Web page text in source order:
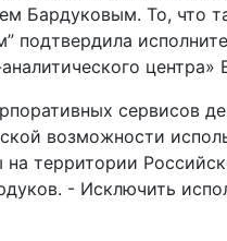
Бардуковым. То, что
подтвердила
центра»
сервисов
возможности
территории
- Исключить